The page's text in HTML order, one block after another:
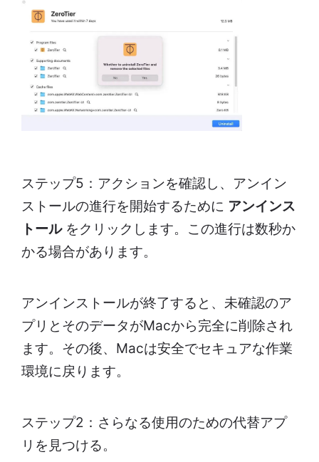
ステップ5：アクションを確認し、アンイン
ストールの進行を開始するために アンインス
トールをクリックします。この進行は数秒か
かる場合があります。
アンインストールが終了すると、未確認のア
プリとそのデータがMacから完全に削除され
ます。その後、Macは安全でセキュアな作業
環境に戻ります。
ステップ2：さらなる使用のための代替アプ
リを見つける。